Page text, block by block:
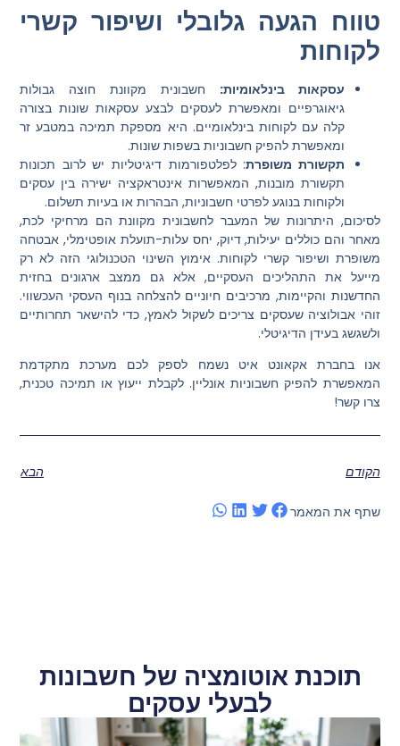
טווח הגעה גלובלי ושיפור קשרי
לקוחות
עסקאות בינלאומיות: חשבונית מקוונת חוצה גבולות
גיאוגרפיים ומאפשרת לעסקים לבצע עסקאות שונות בצורה
קלה עם לקוחות בינלאומיים. היא מספקת תמיכה במטבע זר
ומאפשרת להפיק חשבוניות בשפות שונות.
תקשורת משופרת: לפלטפורמות דיגיטליות יש לרוב תכונות
תקשורת מובנות, המאפשרות אינטראקציה ישירה בין עסקים
ולקוחות בנוגע לפרטי חשבוניות, הבהרות או בעיות תשלום.
לסיכום, היתרונות של המעבר לחשבונית מקוונת הם מרחיקי לכת,
מאחר והם כוללים יעילות, דיוק, יחס עלות-תועלת אופטימלי, אבטחה
משופרת ושיפור קשרי לקוחות. אימוץ השינוי הטכנולוגי הזה לא רק
מייעל את התהליכים העסקיים, אלא גם ממצב ארגונים בחזית
החדשנות והקיימות, מרכיבים חיוניים להצלחה בנוף העסקי העכשווי.
זוהי אבולוציה שעסקים צריכים לשקול לאמץ, כדי להישאר תחרותיים
ולשגשג בעידן הדיגיטלי.
אנו בחברת אקאונט איט נשמח לספק לכם מערכת מתקדמת
המאפשרת להפיק חשבוניות אונליין. לקבלת ייעוץ או תמיכה טכנית,
צרו קשר!
הקודם הבא
שתף את המאמר
תוכנת אוטומציה של חשבונות
לבעלי עסקים